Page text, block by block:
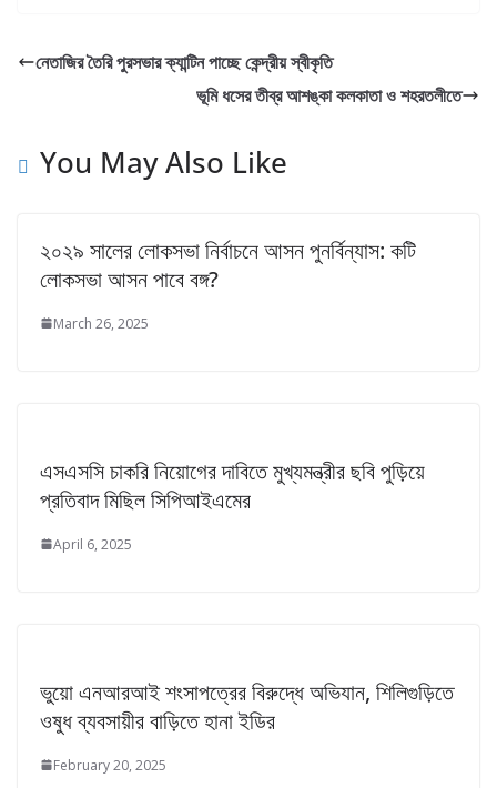
নেতাজির তৈরি পুরসভার ক্যান্টিন পাচ্ছে কেন্দ্রীয় স্বীকৃতি
ভূমি ধসের তীব্র আশঙ্কা কলকাতা ও শহরতলীতে
You May Also Like
২০২৯ সালের লোকসভা নির্বাচনে আসন পুনর্বিন্যাস: কটি
লোকসভা আসন পাবে বঙ্গ?
March 26, 2025
এসএসসি চাকরি নিয়োগের দাবিতে মুখ্যমন্ত্রীর ছবি পুড়িয়ে
প্রতিবাদ মিছিল সিপিআইএমের
April 6, 2025
ভুয়ো এনআরআই শংসাপত্রের বিরুদ্ধে অভিযান, শিলিগুড়িতে
ওষুধ ব্যবসায়ীর বাড়িতে হানা ইডির
February 20, 2025